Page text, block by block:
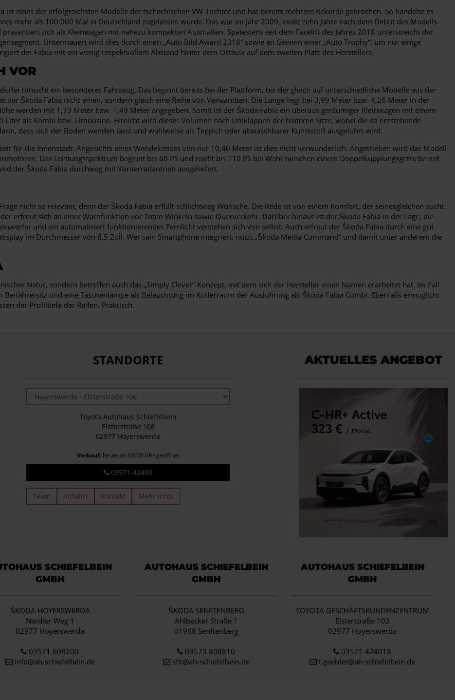
ist eines der erfolgreichsten Modelle der tschechischen VW-Tochter und hat bereits mehrere Rekorde gebrochen. So handelte es
mehr als 100.000 Mal in Deutschland zugelassen wurde. Das war im Jahr 2009, exakt zehn Jahre nach dem Debüt des Modells.
sich als Kleinwagen mit nahezu kompakten Ausmaßen. Spätestens seit dem Facelift des Jahres 2018 unterstreicht der
Untermauert wird dies durch einen „Auto Bild Award 2018“ sowie en Gewinn einer „Auto Trophy“, um nur einige
der Fabia mit ein wenig respektvollem Abstand hinter dem Octavia auf dem zweiten Platz des Herstellers.
VOR
Hinsicht ein besonderes Fahrzeug. Das beginnt bereits bei der Plattform, bei der gleich auf unterschiedliche Modelle aus der
der Škoda Fabia nicht einen, sondern gleich eine Reihe von Verwandten. Die Länge liegt bei 3,99 Meter bzw. 4,26 Meter in der
werden mit 1,73 Meter bzw. 1,49 Meter angegeben. Somit ist der Škoda Fabia ein überaus geräumiger Kleinwagen mit einem
als Kombi bzw. Limousine. Erreicht wird dieses Volumen nach Umklappen der hinteren Sitze, wobei die so entstehende
dass sich der Boden wenden lässt und wahlweise als Teppich oder abwaschbarer Kunststoff ausgeführt wird.
für die Innenstadt. Angesichts eines Wendekreises von nur 10,40 Meter ist dies nicht verwunderlich. Angetrieben wird das Modell
Das Leistungsspektrum beginnt bei 60 PS und reicht bis 110 PS bei Wahl zwischen einem Doppelkupplungsgetriebe mit
der Škoda Fabia durchweg mit Vorderradantrieb ausgeliefert.
nicht so relevant, denn der Škoda Fabia erfüllt schlichtweg Wünsche. Die Rede ist von einem Komfort, der seinesgleichen sucht.
erfreut sich an einer Warnfunktion vor Toten Winkeln sowie Querverkehr. Darüber hinaus ist der Škoda Fabia in der Lage, die
und ein automatisiert funktionierendes Fernlicht verstehen sich von selbst. Auch erfreut der Škoda Fabia durch eine gut
im Durchmesser von 6,5 Zoll. Wer sein Smartphone integriert, nutzt „Škoda Media Command“ und damit unter anderem die
Natur, sondern betreffen auch das „Simply Clever“-Konzept, mit dem sich der Hersteller einen Namen erarbeitet hat. Im Fall
und eine Taschenlampe als Beleuchtung im Kofferraum der Ausführung als Škoda Fabia Combi. Ebenfalls ermöglicht
der Profiltiefe der Reifen. Praktisch.
STANDORTE
Toyota Autohaus Schiefelbein
Elsterstraße 106
02977 Hoyerswerda
Verkauf: heute ab 08:00 Uhr geöffnet
03571-42400
Team Anfahrt Kontakt Mehr Infos
AKTUELLES ANGEBOT
SCHIEFELBEIN
GMBH
ŠKODA HOYERSWERDA
Nardter Weg 1
02977 Hoyerswerda
03571 608200
info@ah-schiefelbein.de
AUTOHAUS SCHIEFELBEIN
GMBH
ŠKODA SENFTENBERG
Ahlbecker Straße 1
01968 Senftenberg
03573 808810
sfb@ah-schiefelbein.de
AUTOHAUS SCHIEFELBEIN
GMBH
TOYOTA GESCHÄFTSKUNDENZENTRUM
Elsterstraße 102
02977 Hoyerswerda
03571 424018
t.gaebler@ah-schiefelbein.de